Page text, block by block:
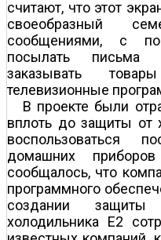
считают, что этот
своеобразный
сообщениями, с
посылать письма
заказывать
телевизионные
В проекте были
вплоть до защиты от
воспользоваться
домашних
сообщалось, что
программного
создании защиты
холодильника E2